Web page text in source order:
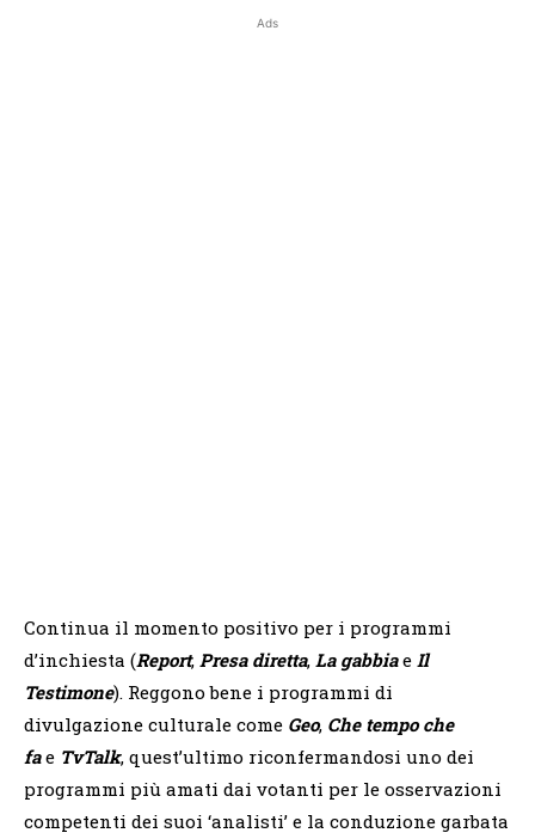
Ads
Continua il momento positivo per i programmi
d’inchiesta (Report, Presa diretta, La gabbiae Il
Testimone). Reggono bene i programmi di
divulgazione culturale come Geo, Che tempo che
fae TvTalk, quest’ultimo riconfermandosi uno dei
programmi più amati dai votanti per le osservazioni
competenti dei suoi ‘analisti’ e la conduzione garbata